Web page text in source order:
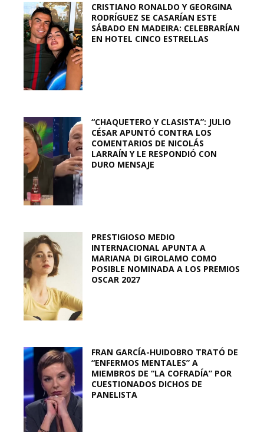
CRISTIANO RONALDO Y GEORGINA
RODRÍGUEZ SE CASARÍAN ESTE
SÁBADO EN MADEIRA: CELEBRARÍAN
EN HOTEL CINCO ESTRELLAS
“CHAQUETERO Y CLASISTA”: JULIO
CÉSAR APUNTÓ CONTRA LOS
COMENTARIOS DE NICOLÁS
LARRAÍN Y LE RESPONDIÓ CON
DURO MENSAJE
PRESTIGIOSO MEDIO
INTERNACIONAL APUNTA A
MARIANA DI GIROLAMO COMO
POSIBLE NOMINADA A LOS PREMIOS
OSCAR 2027
FRAN GARCÍA-HUIDOBRO TRATÓ DE
“ENFERMOS MENTALES” A
MIEMBROS DE “LA COFRADÍA” POR
CUESTIONADOS DICHOS DE
PANELISTA